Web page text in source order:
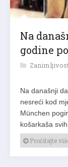
Na
godine
Na današnji
nesreći kod
München
košarkaša
Pročitajte